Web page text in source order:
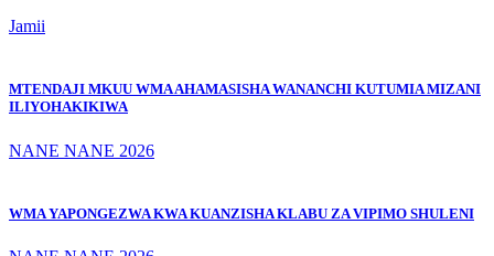
Jamii
MTENDAJI MKUU WMA AHAMASISHA WANANCHI KUTUMIA MIZANI
ILIYOHAKIKIWA
NANE NANE 2026
WMA YAPONGEZWA KWA KUANZISHA KLABU ZA VIPIMO SHULENI